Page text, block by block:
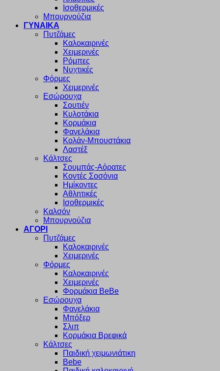
Ισοθερμικές
Μπουρνούζια
ΓΥΝΑΙΚΑ
Πυτζάμες
Καλοκαιρινές
Χειμερινές
Ρόμπες
Νυχτικές
Φόρμες
Χειμερινές
Εσώρουχα
Σουτιέν
Κυλοτάκια
Κορμάκια
Φανελάκια
Κολάν-Μπουστάκια
Λαστέξ
Κάλτσες
Σουμπάς-Αόρατες
Κοντές Σοσόνια
Ημίκοντες
Αθλητικές
Ισοθερμικές
Καλσόν
Μπουρνούζια
ΑΓΟΡΙ
Πυτζάμες
Καλοκαιρινές
Χειμερινές
Φόρμες
Καλοκαιρινές
Χειμερινές
Φορμάκια BeBe
Εσώρουχα
Φανελάκια
Μπόξερ
Σλιπ
Κορμάκια Βρεφικά
Κάλτσες
Παιδική χειμωνιάτικη
Bebe